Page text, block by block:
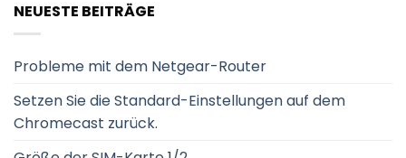
NEUESTE BEITRÄGE
Probleme mit dem Netgear-Router
Setzen Sie die Standard-Einstellungen auf dem
Chromecast zurück.